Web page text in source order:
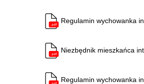
Regulamin wychowanka
Niezbędnik mieszkańca
Regulamin wychowanka